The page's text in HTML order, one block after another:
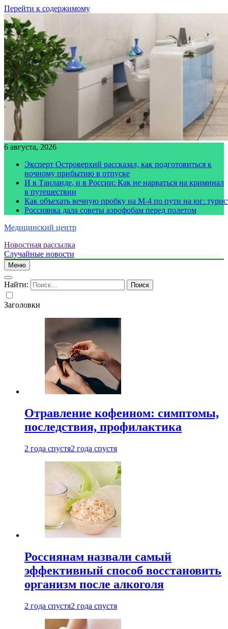
Перейти к содержимому
6 августа, 2026
Эксперт Островерхий рассказал, как подготовиться к
ночному прибытию в отпуске
И в Таиланде, и в России: Как не нарваться на криминал
в путешествии
Как объехать вечную пробку на М-4 по пути на юг:
Россиянка дала советы аэрофобам перед полетом
Медицинский центр
Новостная рассылка
Случайные новости
Меню
Найти:
Заголовки
Отравление кофеином: симптомы,
последствия, профилактика
2 года спустя2 года спустя
Россиянам назвали самый
эффективный способ восстановить
организм после алкоголя
2 года спустя2 года спустя